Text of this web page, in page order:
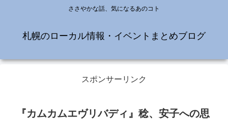
ささやかな話、気になるあのコト
札幌のローカル情報・イベントまとめブログ
スポンサーリンク
『カムカムエヴリバディ』稔、安子への思